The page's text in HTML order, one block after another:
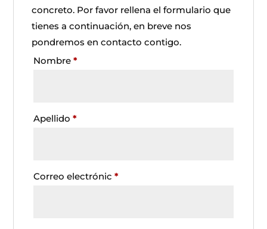
concreto. Por favor rellena el formulario que
tienes a continuación, en breve nos
pondremos en contacto contigo.
Nombre*
Apellido*
Correo electrónic*